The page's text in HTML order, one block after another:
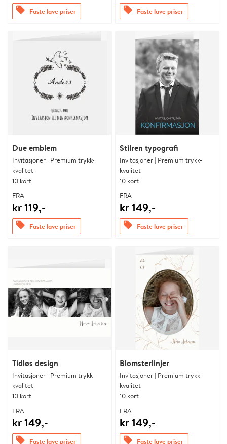
offers Faste lave priser offers Faste lave priser
Due emblem
Invitasjoner | Premium trykk-
kvalitet
10 kort
FRA
kr 119,-
offers Faste lave priser
Stilren typografi
Invitasjoner | Premium trykk-
kvalitet
10 kort
FRA
kr 149,-
offers Faste lave priser
Tidløs design
Invitasjoner | Premium trykk-
kvalitet
10 kort
FRA
kr 149,-
offers Faste lave priser
Blomsterlinjer
Invitasjoner | Premium trykk-
kvalitet
10 kort
FRA
kr 149,-
offers Faste lave priser